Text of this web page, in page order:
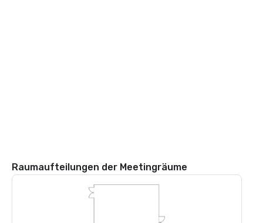
Raumaufteilungen der Meetingräume